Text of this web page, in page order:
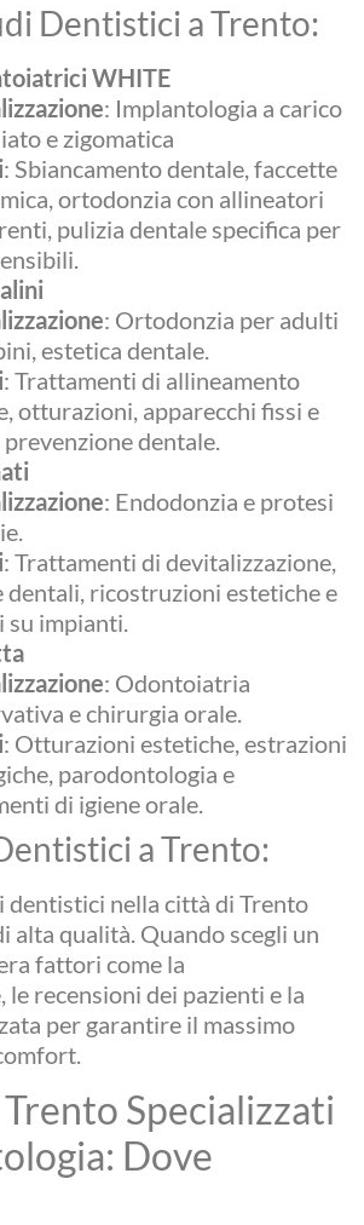
Dentistici a Trento:
WHITE
: Implantologia a carico
e zigomatica
: Sbiancamento dentale, faccette
ortodonzia con allineatori
pulizia dentale specifica per
: Ortodonzia per adulti
estetica dentale.
: Trattamenti di allineamento
otturazioni, apparecchi fissi e
dentale.
: Endodonzia e protesi
: Trattamenti di devitalizzazione,
dentali, ricostruzioni estetiche e
su impianti.
: Odontoiatria
e chirurgia orale.
: Otturazioni estetiche, estrazioni
parodontologia e
di igiene orale.
a Trento:
dentistici nella città di Trento
alta qualità. Quando scegli un
fattori come la
le recensioni dei pazienti e la
per garantire il massimo
Specializzati
Dove